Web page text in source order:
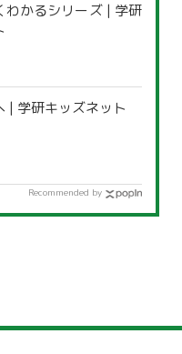
わかるシリーズ | 学研
| 学研キッズネット
Recommended by